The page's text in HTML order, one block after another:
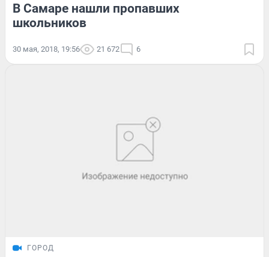
В Самаре нашли пропавших
школьников
30 мая, 2018, 19:56 21 672 6
ГОРОД